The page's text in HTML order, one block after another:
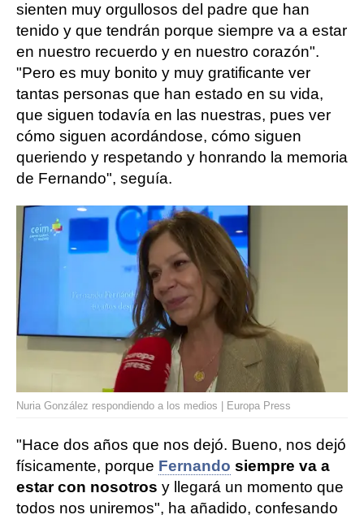
sienten muy orgullosos del padre que han
tenido y que tendrán porque siempre va a estar
en nuestro recuerdo y en nuestro corazón".
"Pero es muy bonito y muy gratificante ver
tantas personas que han estado en su vida,
que siguen todavía en las nuestras, pues ver
cómo siguen acordándose, cómo siguen
queriendo y respetando y honrando la memoria
de Fernando", seguía.
Nuria González respondiendo a los medios | Europa Press
"Hace dos años que nos dejó. Bueno, nos dejó
físicamente, porque Fernando siempre va a
estar con nosotros y llegará un momento que
todos nos uniremos", ha añadido, confesando